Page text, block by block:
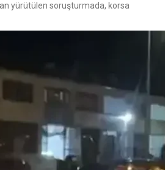
yürütülen soruşturmada, korsa